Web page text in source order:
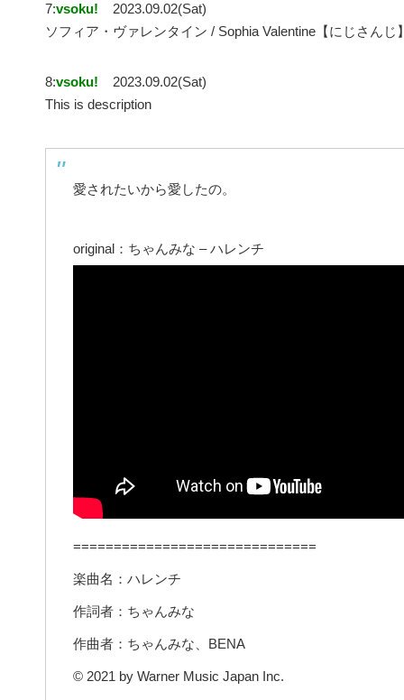
7:vsoku!
2023.09.02(Sat)
ソフィア・ヴァレンタイン / Sophia Valentine【にじさん
8:vsoku!
2023.09.02(Sat)
This is description
愛されたいから愛したの。
original：ちゃんみな – ハレンチ
==============================
楽曲名：ハレンチ
作詞者：ちゃんみな
作曲者：ちゃんみな、BENA
© 2021 by Warner Music Japan Inc.